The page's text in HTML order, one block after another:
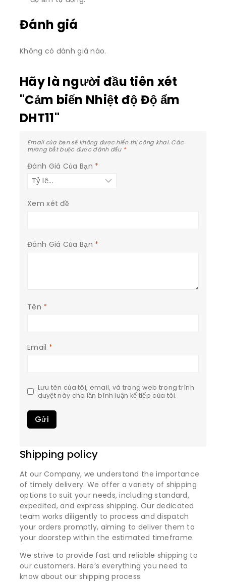
Đánh giá
Không có đánh giá nào.
Hãy là người đầu tiên xét
"Cảm biến Nhiệt độ Độ ẩm
DHT11"
Email của bạn sẽ không được hiển thị công khai. Các
trường bắt buộc được đánh dấu *
Đánh Giá Của Bạn *
Xem xét đề
Đánh Giá Của Bạn *
Tên *
Email *
Lưu tên của tôi, email, và trang web trong trình
duyệt này cho lần bình luận kế tiếp của tôi.
Shipping policy
At our Company, we understand the importance
of timely delivery. We offer a variety of shipping
options to suit your needs, including standard,
expedited, and express shipping. Our dedicated
team works diligently to process and dispatch
your orders promptly, aiming to deliver them to
your doorstep within the estimated timeframe.
We strive to provide fast and reliable shipping to
our customers. Here’s everything you need to
know about our shipping process: